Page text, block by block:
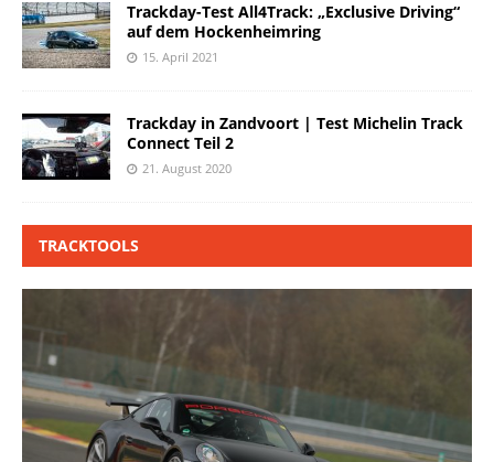
Trackday-Test All4Track: „Exclusive Driving“
auf dem Hockenheimring
15. April 2021
Trackday in Zandvoort | Test Michelin Track
Connect Teil 2
21. August 2020
TRACKTOOLS